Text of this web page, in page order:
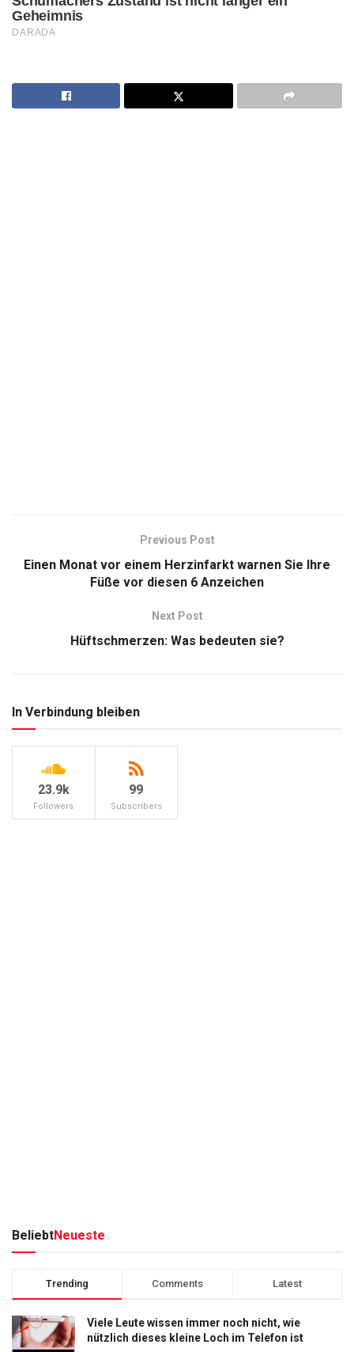
Previous Post
Einen Monat vor einem Herzinfarkt warnen Sie Ihre
Füße vor diesen 6 Anzeichen
Next Post
Hüftschmerzen: Was bedeuten sie?
In Verbindung bleiben
23.9k
Followers
99
Subscribers
BeliebtNeueste
Trending Comments Latest
Viele Leute wissen immer noch nicht, wie
nützlich dieses kleine Loch im Telefon ist